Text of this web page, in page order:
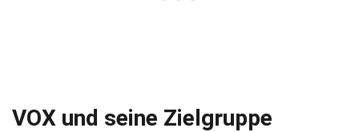
VOX und seine Zielgruppe